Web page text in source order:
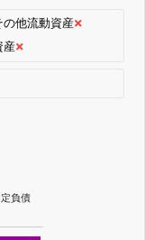
の他流動資産
産
定負債